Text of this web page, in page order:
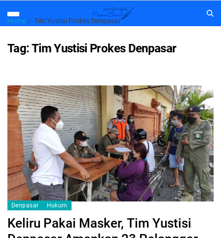
Home Tim Yustisi Prokes Denpasar
Tag:Tim Yustisi Prokes Denpasar
Denpasar Hukum
Keliru Pakai Masker, Tim Yustisi